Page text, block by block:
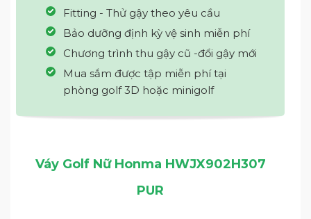
Fitting - Thử gậy theo yêu cầu
Bảo dưỡng định kỳ vệ sinh miễn phí
Chương trình thu gậy cũ -đổi gậy mới
Mua sắm được tập miễn phí tại
phòng golf 3D hoặc minigolf
Váy Golf Nữ Honma HWJX902H307
PUR